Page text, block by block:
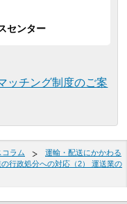
センター
ッチング制度のご案
コラム
運輸・配送にかかわる
行政処分への対応（2） 運送業の